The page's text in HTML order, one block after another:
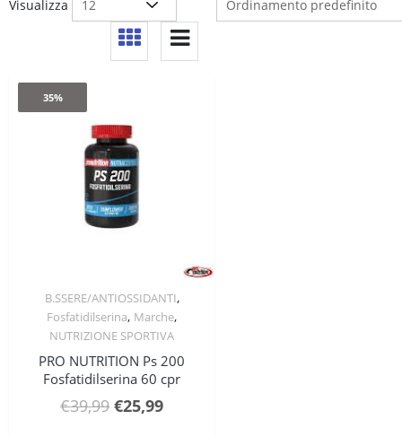
Visualizza
35%
Quick View
B.SSERE/ANTIOSSIDANTI,
Fosfatidilserina, Marche,
NUTRIZIONE SPORTIVA
PRO NUTRITION Ps 200
Fosfatidilserina 60 cpr
€39,99 Il
€25,99Il